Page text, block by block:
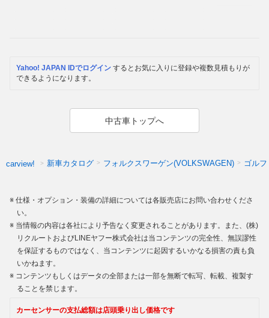
Yahoo! JAPAN IDでログイン するとお気に入りに登録や複数見積もりが
できるようになります。
中古車トップへ
carview! 新車カタログ フォルクスワーゲン(VOLKSWAGEN) ゴル
仕様・オプション・装備の詳細については各販売店にお問い合わせくださ
い。
当情報の内容は各社により予告なく変更されることがあります。また、(株)
リクルートおよびLINEヤフー株式会社は当コンテンツの完全性、無誤謬性
を保証するものではなく、当コンテンツに起因するいかなる損害の責も負
いかねます。
コンテンツもしくはデータの全部または一部を無断で転写、転載、複製す
ることを禁じます。
カーセンサーの支払総額は店頭乗り出し価格です